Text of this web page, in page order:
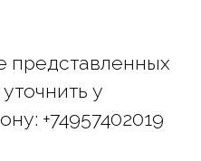
представленных
у
+74957402019